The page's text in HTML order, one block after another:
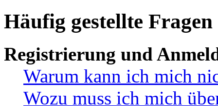
Häufig gestellte Fragen
Registrierung und
Warum kann ich mich
Wozu muss ich mich